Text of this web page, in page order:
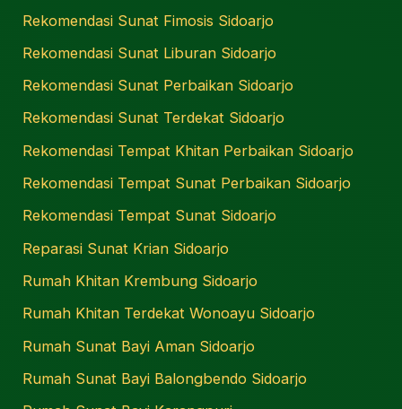
Rekomendasi Sunat Fimosis Sidoarjo
Rekomendasi Sunat Liburan Sidoarjo
Rekomendasi Sunat Perbaikan Sidoarjo
Rekomendasi Sunat Terdekat Sidoarjo
Rekomendasi Tempat Khitan Perbaikan Sidoarjo
Rekomendasi Tempat Sunat Perbaikan Sidoarjo
Rekomendasi Tempat Sunat Sidoarjo
Reparasi Sunat Krian Sidoarjo
Rumah Khitan Krembung Sidoarjo
Rumah Khitan Terdekat Wonoayu Sidoarjo
Rumah Sunat Bayi Aman Sidoarjo
Rumah Sunat Bayi Balongbendo Sidoarjo